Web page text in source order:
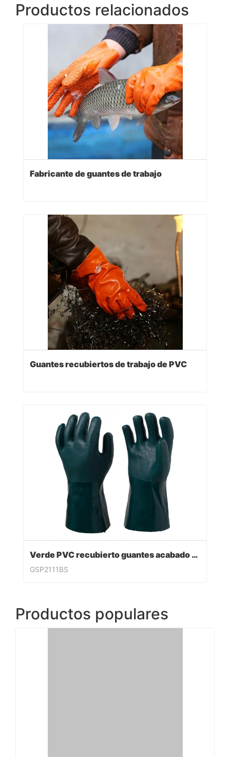
Productos relacionados
Fabricante de guantes de trabajo
Guantes recubiertos de trabajo de PVC
Verde PVC recubierto guantes acabado sandy
GSP2111BS
Productos populares